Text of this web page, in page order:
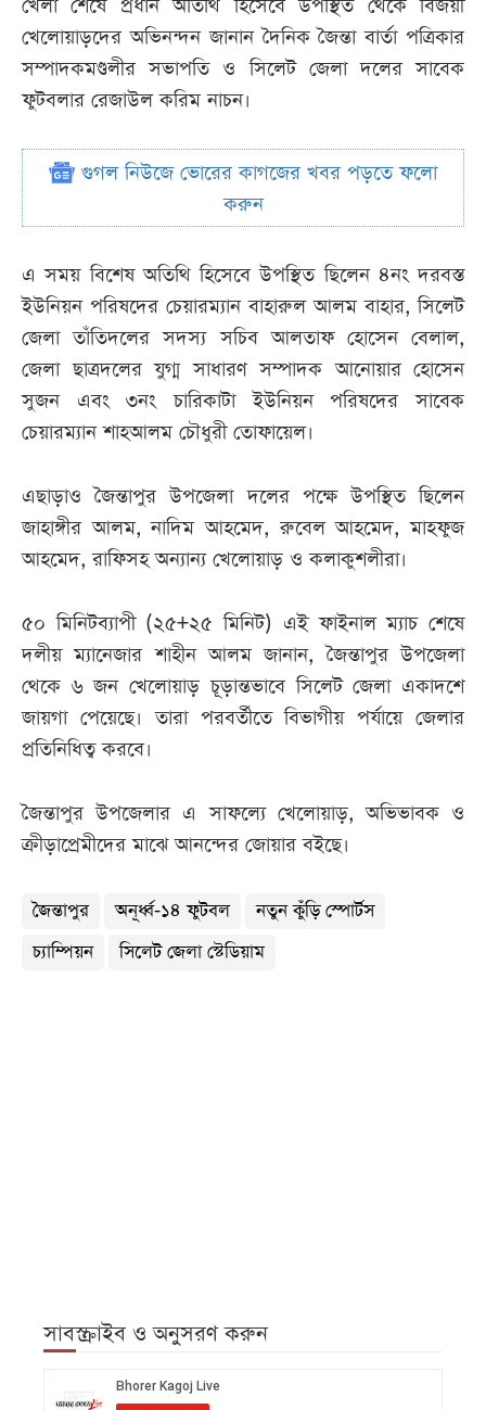
খেলা শেষে প্রধান অতিথি হিসেবে উপস্থিত থেকে বিজয়ী
খেলোয়াড়দের অভিনন্দন জানান দৈনিক জৈন্তা বার্তা পত্রিকার
সম্পাদকমণ্ডলীর সভাপতি ও সিলেট জেলা দলের সাবেক
ফুটবলার রেজাউল করিম নাচন।
গুগল নিউজে ভোরের কাগজের খবর পড়তে ফলো
করুন
এ সময় বিশেষ অতিথি হিসেবে উপস্থিত ছিলেন ৪নং দরবস্ত
ইউনিয়ন পরিষদের চেয়ারম্যান বাহারুল আলম বাহার, সিলেট
জেলা তাঁতিদলের সদস্য সচিব আলতাফ হোসেন বেলাল,
জেলা ছাত্রদলের যুগ্ম সাধারণ সম্পাদক আনোয়ার হোসেন
সুজন এবং ৩নং চারিকাটা ইউনিয়ন পরিষদের সাবেক
চেয়ারম্যান শাহআলম চৌধুরী তোফায়েল।
এছাড়াও জৈন্তাপুর উপজেলা দলের পক্ষে উপস্থিত ছিলেন
জাহাঙ্গীর আলম, নাদিম আহমেদ, রুবেল আহমেদ, মাহফুজ
আহমেদ, রাফিসহ অন্যান্য খেলোয়াড় ও কলাকুশলীরা।
৫০ মিনিটব্যাপী (২৫+২৫ মিনিট) এই ফাইনাল ম্যাচ শেষে
দলীয় ম্যানেজার শাহীন আলম জানান, জৈন্তাপুর উপজেলা
থেকে ৬ জন খেলোয়াড় চূড়ান্তভাবে সিলেট জেলা একাদশে
জায়গা পেয়েছে। তারা পরবর্তীতে বিভাগীয় পর্যায়ে জেলার
প্রতিনিধিত্ব করবে।
জৈন্তাপুর উপজেলার এ সাফল্যে খেলোয়াড়, অভিভাবক ও
ক্রীড়াপ্রেমীদের মাঝে আনন্দের জোয়ার বইছে।
জৈন্তাপুর অনূর্ধ্ব-১৪ ফুটবল
নতুন কুঁড়ি স্পোর্টস
চ্যাম্পিয়ন
সিলেট জেলা স্টেডিয়াম
সাবস্ক্রাইব ও অনুসরণ করুন